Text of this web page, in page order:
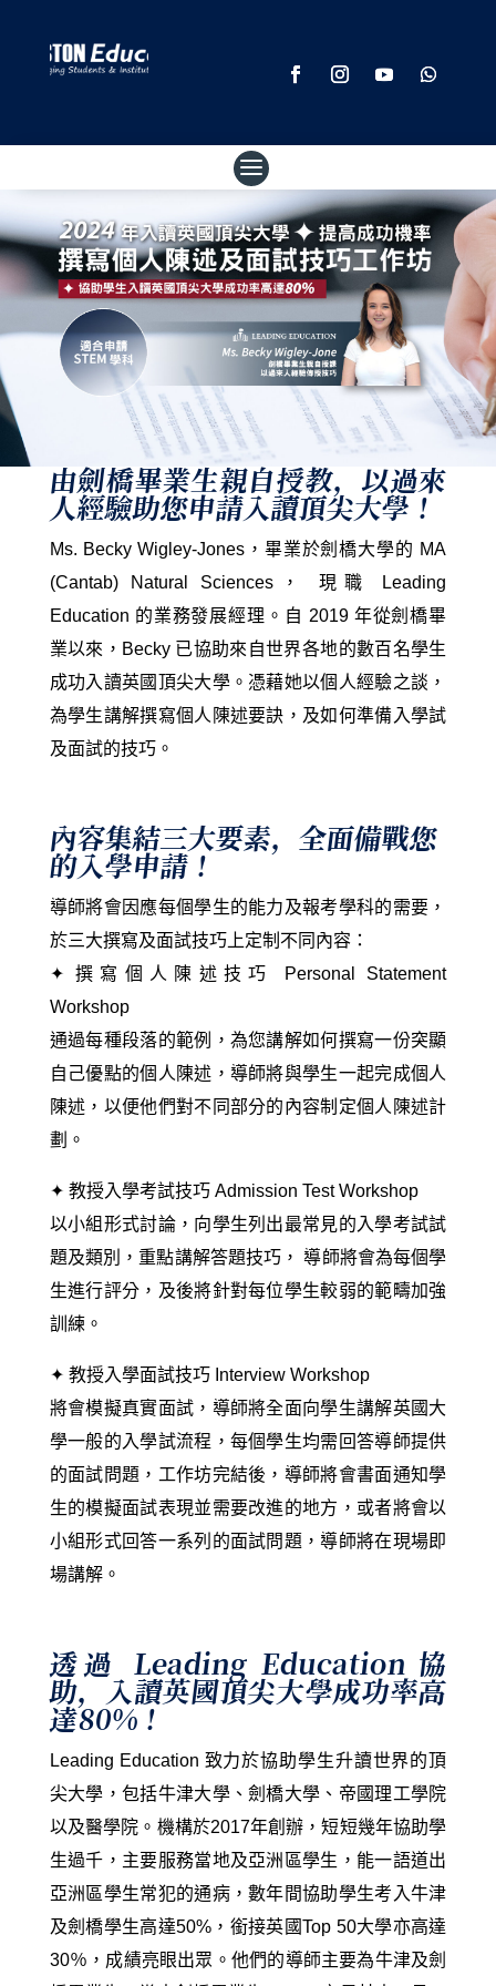
由劍橋畢業生親自授教，以過來
人經驗助您申請入讀頂尖大學！
Ms. Becky Wigley-Jones，畢業於劍橋大學的 MA
(Cantab) Natural Sciences， 現職 Leading
Education 的業務發展經理。 自 2019 年從劍橋畢
業以來，Becky 已協助來自世界各地的數百名學生
成功入讀英國頂尖大學。憑藉她以個人經驗之談，
為學生講解撰寫個人陳述要訣，及如何準備入學試
及面試的技巧。
內容集結三大要素，全面備戰您
的入學申請！
導師將會因應每個學生的能力及報考學科的需要，
於三大撰寫及面試技巧上定制不同內容：
✦ 撰寫個人陳述技巧 Personal Statement
Workshop
通過每種段落的範例，為您講解如何撰寫一份突顯
自己優點的個人陳述， 導師將與學生一起完成個人
陳述，以便他們對不同部分的內容制定個人陳述計
劃。
✦ 教授入學考試技巧 Admission Test Workshop
以小組形式討論，向學生列出最常見的入學考試試
題及類別，重點講解答題技巧， 導師將會為每個學
生進行評分，及後將針對每位學生較弱的範疇加強
訓練。
✦ 教授入學面試技巧 Interview Workshop
將會模擬真實面試，導師將全面向學生講解英國大
學一般的入學試流程， 每個學生均需回答導師提供
的面試問題，工作坊完結後，導師將會書面通知學
生的模擬面試表現並需要改進的地方，或者將會以
小組形式回答一系列的面試問題，導師將在現場即
場講解。
透過
Leading Education 協
助，
入讀英國頂尖大學成功率高
達80%！
Leading Education 致力於協助學生升讀世界的頂
尖大學，包括牛津大學、劍橋大學、帝國理工學院
以及醫學院。機構於2017年創辦，短短幾年協助學
生過千，主要服務當地及亞洲區學生，能一語道出
亞洲區學生常犯的通病，數年間協助學生考入牛津
及劍橋學生高達50%，銜接英國Top 50大學亦高達
30％，成績亮眼出眾。他們的導師主要為牛津及劍